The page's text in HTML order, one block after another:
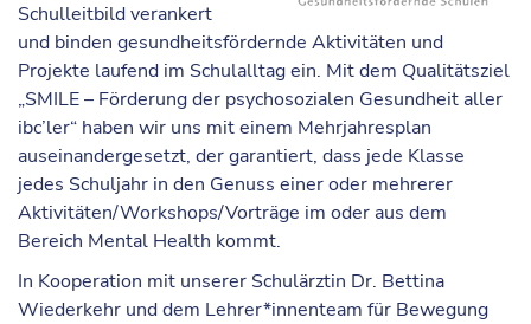
Schulleitbild verankert
und binden gesundheitsfördernde Aktivitäten und
Projekte laufend im Schulalltag ein. Mit dem Qualitätsziel
„SMILE – Förderung der psychosozialen Gesundheit aller
ibc’ler“ haben wir uns mit einem Mehrjahresplan
auseinandergesetzt, der garantiert, dass jede Klasse
jedes Schuljahr in den Genuss einer oder mehrerer
Aktivitäten/Workshops/Vorträge im oder aus dem
Bereich Mental Health kommt.
In Kooperation mit unserer Schulärztin Dr. Bettina
Wiederkehr und dem Lehrer*innenteam für Bewegung